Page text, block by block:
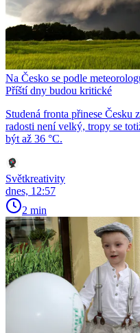
Na Česko se podle
Příští dny budou kritické
Studená fronta přinese Česku
radosti není velký, tropy se
být až 36 °C.
Světkreativity
dnes, 12:57
2 min